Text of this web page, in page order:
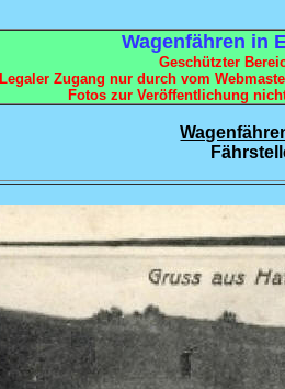
Wagenfähren in
Geschützter
Legaler Zugang nur durch vom
Fotos zur Veröffentlichung